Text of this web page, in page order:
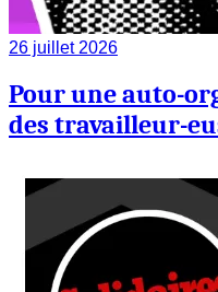
26 juillet 2026
Pour une auto-
des travailleur-